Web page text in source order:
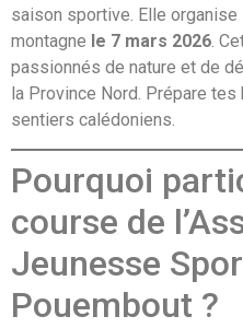
saison sportive. Elle
montagne le 7 mars 2026.
passionnés de nature et de
la Province Nord. Prépare
sentiers calédoniens.
Pourquoi
course de
Jeunesse
Pouembout ?